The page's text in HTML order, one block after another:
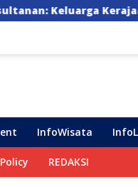
Bersatu Dulu Baru
InfoWisata
REDAKSI